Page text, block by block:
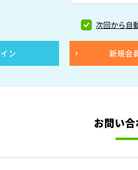
次回から自
ン 新規会
お問い